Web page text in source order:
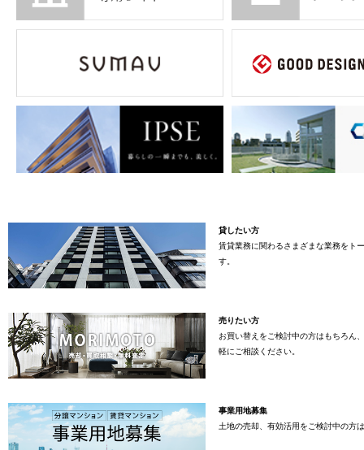
貸したい方
賃貸業務に関わるさまざまな業務をト
す。
売りたい方
お買い替えをご検討中の方はもちろん
軽にご相談ください。
事業用地募集
土地の売却、有効活用をご検討中の方